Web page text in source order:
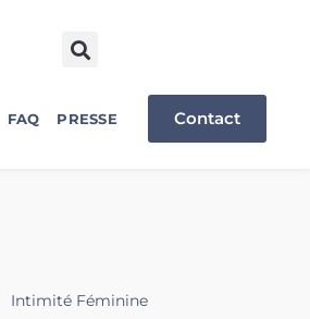
FAQ PRESSE Contact
Intimité Féminine